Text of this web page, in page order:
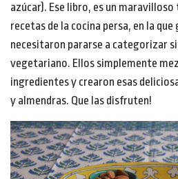
azúcar). Ese libro, es un
recetas de la cocina persa, en la que
necesitaron pararse a categorizar
vegetariano. Ellos simplemente
ingredientes y crearon esas
y almendras. Que las disfruten!